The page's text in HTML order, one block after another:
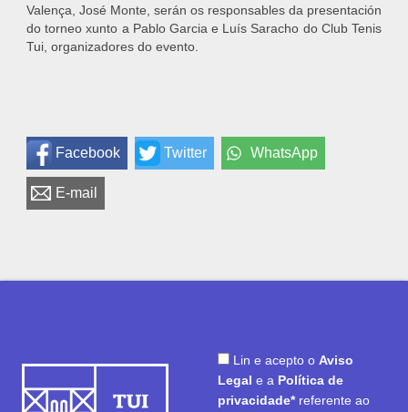
Valença, José Monte, serán os responsables da presentación
do torneo xunto a Pablo Garcia e Luís Saracho do Club Tenis
Tui, organizadores do evento.
Facebook Twitter WhatsApp
E-mail
Lin e acepto o Aviso
Legal e a Política de
privacidade* referente ao